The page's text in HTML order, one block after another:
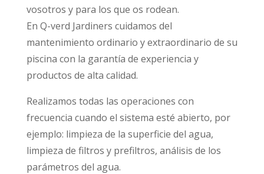
vosotros y para los que os rodean.
En Q-verd Jardiners cuidamos del
mantenimiento ordinario y extraordinario de su
piscina con la garantía de experiencia y
productos de alta calidad.
Realizamos todas las operaciones con
frecuencia cuando el sistema esté abierto, por
ejemplo: limpieza de la superficie del agua,
limpieza de filtros y prefiltros, análisis de los
parámetros del agua.